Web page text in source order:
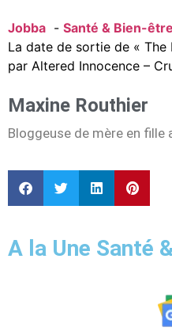
Jobba
Santé & Bien-être
La date de sortie de « The
par Altered Innocence –
Maxine Routhier
Bloggeuse de mère en fille
A la Une Santé